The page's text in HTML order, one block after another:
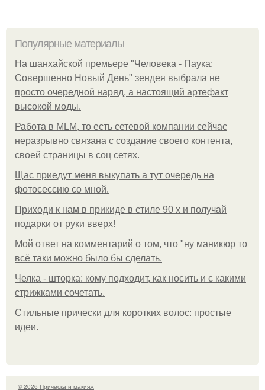
Популярные материалы
На шанхайской премьере "Человека - Паука:
Совершенно Новый День" зендея выбрала не
просто очередной наряд, а настоящий артефакт
высокой моды.
Работа в MLM, то есть сетевой компании сейчас
неразрывно связана с создание своего контента,
своей страницы в соц сетях.
Щас приедут меня выкупать а тут очередь на
фотосессию со мной.
Приходи к нам в прикиде в стиле 90 х и получай
подарки от руки вверх!
Мой ответ на комментарий о том, что "ну маникюр то
всё таки можно было бы сделать.
Челка - шторка: кому подходит, как носить и с какими
стрижками сочетать.
Стильные прически для коротких волос: простые
идеи.
© 2026 Прическа и макияж